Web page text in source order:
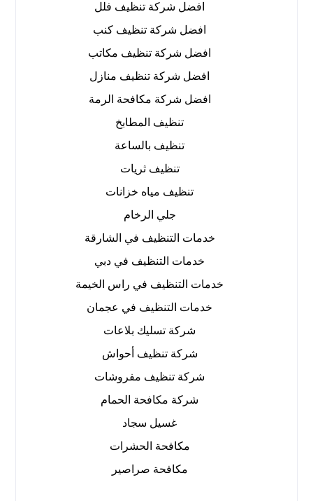
افضل شركة تنظيف فلل
افضل شركة تنظيف كنب
افضل شركة تنظيف مكاتب
افضل شركة تنظيف منازل
افضل شركة مكافحة الرمة
تنظيف المطابخ
تنظيف بالساعة
تنظيف ثريات
تنظيف مياه خزانات
جلي الرخام
خدمات التنظيف في الشارقة
خدمات التنظيف في دبي
خدمات التنظيف في راس الخيمة
خدمات التنظيف في عجمان
شركة تسليك بلاعات
شركة تنظيف أحواش
شركة تنظيف مفروشات
شركة مكافحة الحمام
غسيل سجاد
مكافحة الحشرات
مكافحة صراصير